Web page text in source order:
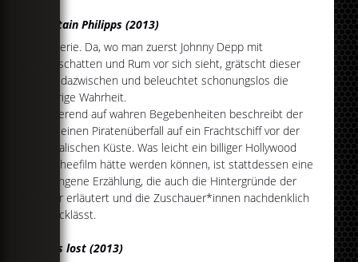
Captain Philipps (2013)
Piraterie. Da, wo man zuerst Johnny Depp mit
Liedschatten und Rum vor sich sieht, grätscht dieser
Film dazwischen und beleuchtet schonungslos die
traurige Wahrheit.
Basierend auf wahren Begebenheiten beschreibt der
Film einen Piratenüberfall auf ein Frachtschiff vor der
somalischen Küste. Was leicht ein billiger Hollywood
Klischeefilm hätte werden können, ist stattdessen eine
gelungene Erzählung, die auch die Hintergründe der
Täter erläutert und die Zuschauer*innen nachdenklich
zurücklässt.
All is lost (2013)